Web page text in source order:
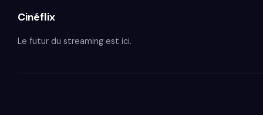
Cinéflix
Le futur du streaming est ici.